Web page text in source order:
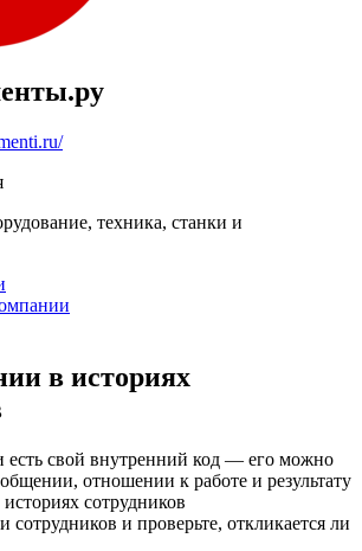
техника, станки и
в историях
свой внутренний код — его можно
отношении к работе и результату
сотрудников и проверьте, откликается ли